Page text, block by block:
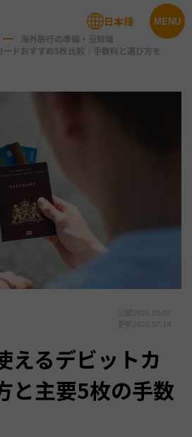
MENU
日本語
海外旅行の準備・豆知識
ドおすすめ5枚比較｜手数料と選び方を
えるデビットカ
と主要5枚の手数